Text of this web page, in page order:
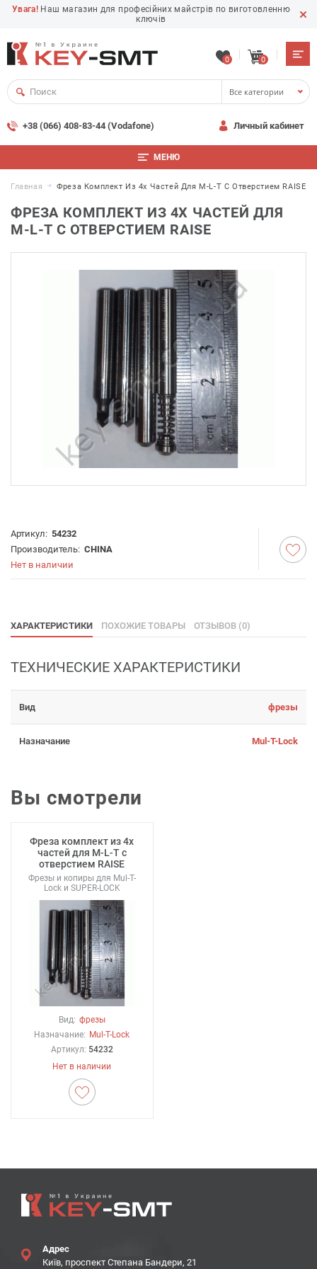
Увага! Наш магазин для професійних майстрів по виготовленню
ключів
0 0
Все категории
+38 (066) 408-83-44 (Vodafone) Личный кабинет
МЕНЮ
Главная Фреза Комплект Из 4х Частей Для M-L-T С Отверстием RAISE
ФРЕЗА КОМПЛЕКТ ИЗ 4Х ЧАСТЕЙ ДЛЯ
M-L-T С ОТВЕРСТИЕМ RAISE
Артикул: 54232
Производитель: CHINA
Нет в наличии
ХАРАКТЕРИСТИКИ ПОХОЖИЕ ТОВАРЫ ОТЗЫВОВ (0)
ТЕХНИЧЕСКИЕ ХАРАКТЕРИСТИКИ
Вид фрезы
Назначание Mul-T-Lock
Вы смотрели
Фреза комплект из 4х
частей для M-L-T с
отверстием RAISE
Фрезы и копиры для Mul-T-
Lock и SUPER-LOCK
Вид: фрезы
Назначание: Mul-T-Lock
Артикул: 54232
Нет в наличии
Адрес
Київ, проспект Степана Бандери, 21